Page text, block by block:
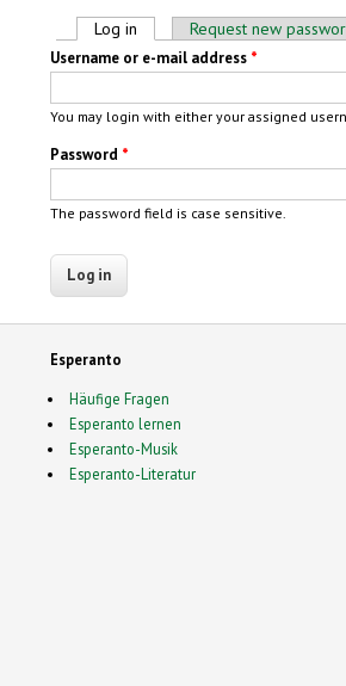
Primary tabs
Log in (active tab)Request new
Username or e-mail address *
You may login with either your assigned
Password *
The password field is case sensitive.
Esperanto
Häufige Fragen
Esperanto lernen
Esperanto-Musik
Esperanto-Literatur